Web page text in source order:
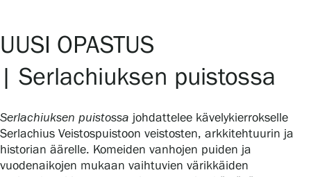
UUSI OPASTUS
| Serlachiuksen puistossa
Serlachiuksen puistossa johdattelee kävelykierrokselle
Serlachius Veistospuistoon veistosten, arkkitehtuurin ja
historian äärelle. Komeiden vanhojen puiden ja
vuodenaikojen mukaan vaihtuvien värikkäiden